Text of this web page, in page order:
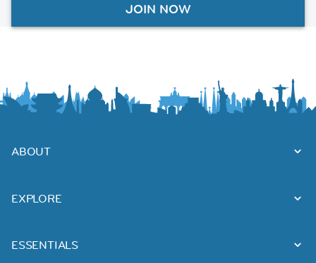
JOIN NOW
ABOUT
EXPLORE
ESSENTIALS